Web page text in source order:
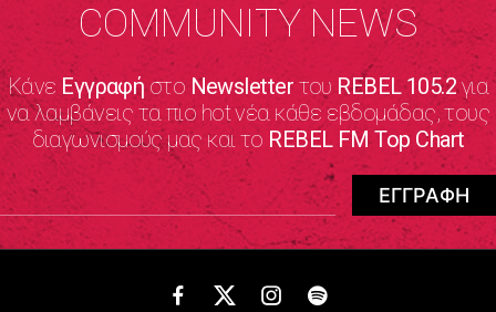
COMMUNITY NEWS
Κάνε Εγγραφήστο NewsletterτουREBEL 105.2για
να λαμβάνεις τα πιο hot νέα κάθε εβδομάδας, τους
διαγωνισμούς μας και το REBEL FM Top Chart